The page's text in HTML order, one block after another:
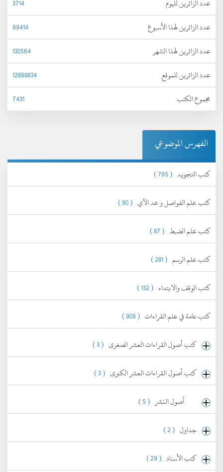
عدد الزائرين لليوم
3714
عدد الزائرين لهذا الأسبوع
99414
عدد الزائرين لهذا الشهر
130564
عدد الزائرين للموقع
12898834
مجموع الكتب
7431
الفهرس الموضوعي
كتب التجويد ( 795 )
كتب علم الفواصل و عد الآي ( 90 )
كتب علم الضبط ( 87 )
كتب علم الرسم ( 281 )
كتب الوقف والابتداء ( 132 )
كتب عامة في علم القراءات ( 909 )
كتب أصول القراءات العشر الصغرى ( 3 )
كتب أصول القراءات العشر الكبرى ( 3 )
أصول النشر ( 5 )
جداول ( 2 )
كتب الأسناد ( 29 )